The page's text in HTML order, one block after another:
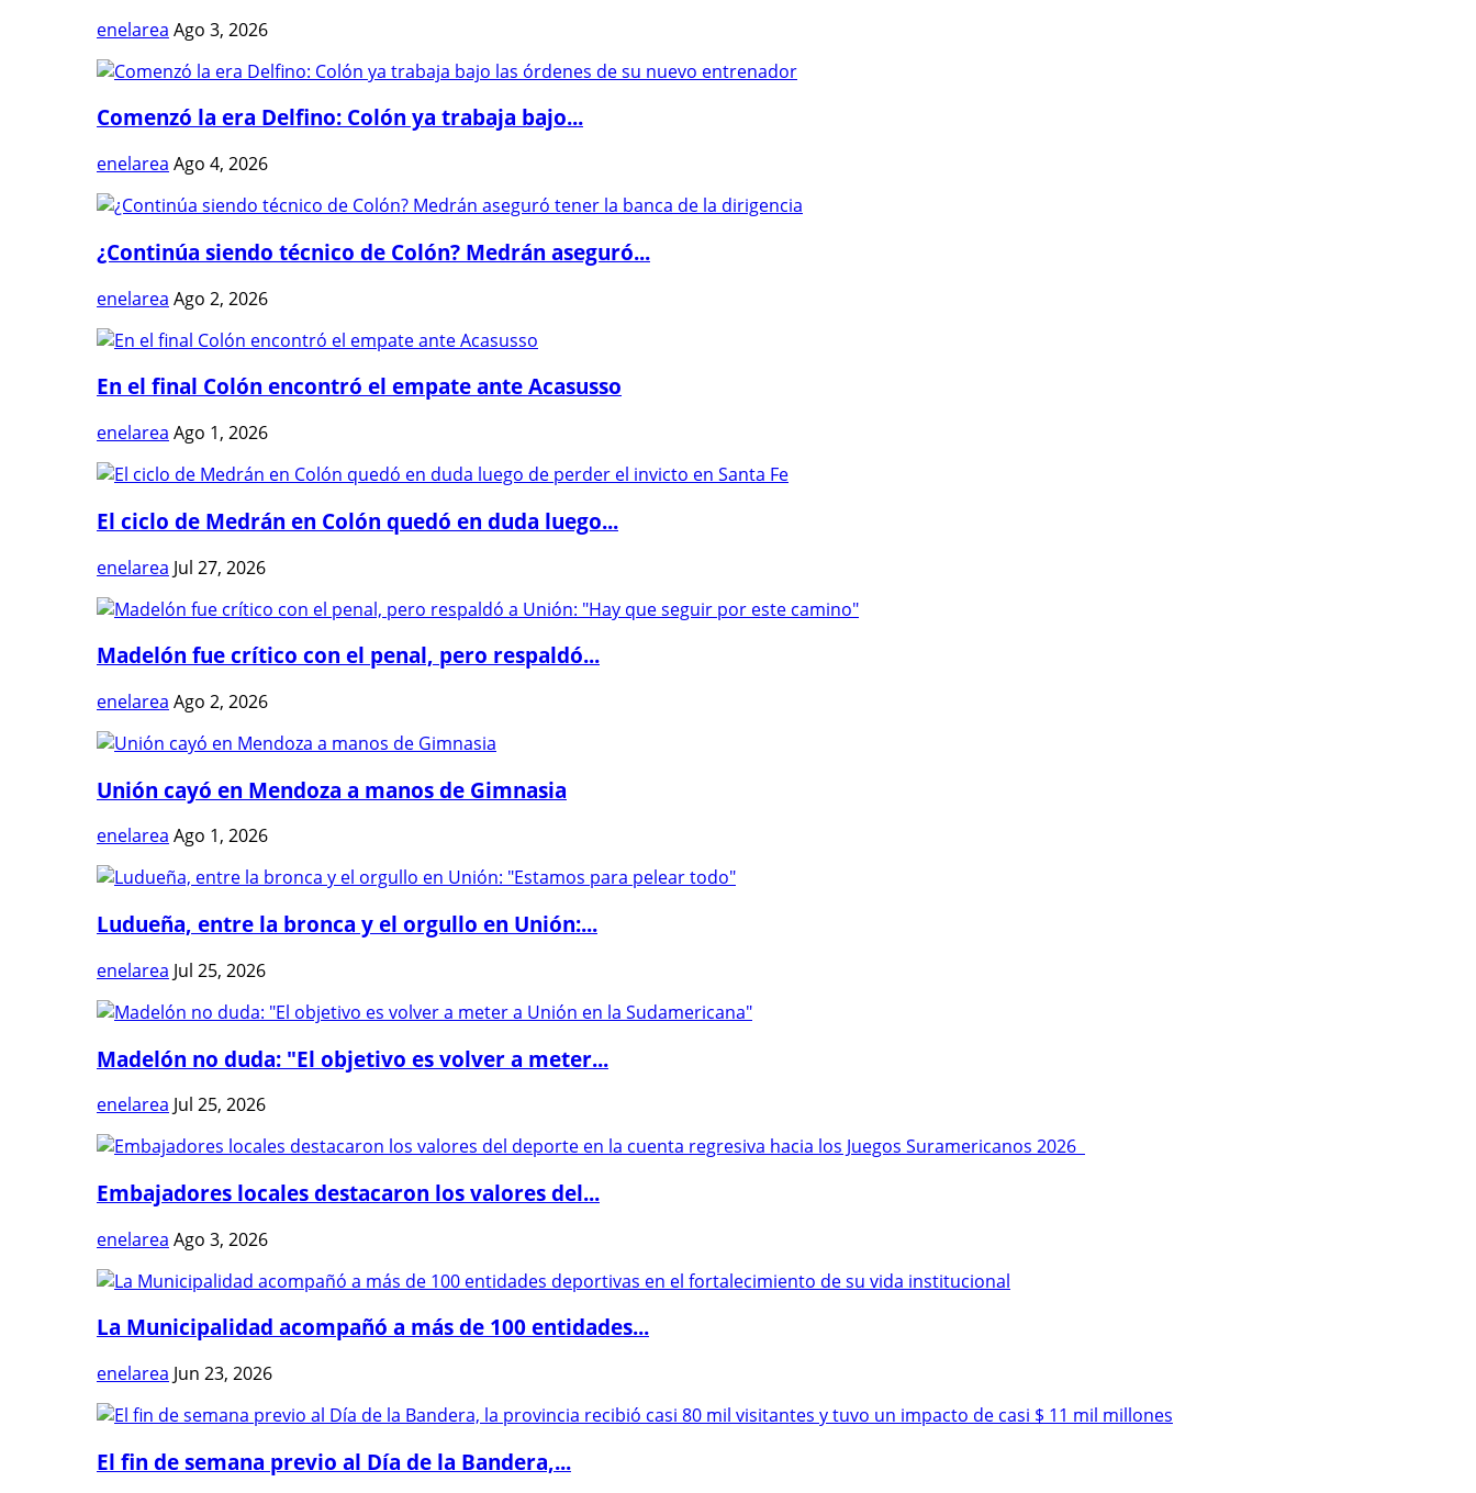
enelarea Ago 3, 2026
Comenzó la era Delfino: Colón ya trabaja bajo...
enelarea Ago 4, 2026
¿Continúa siendo técnico de Colón? Medrán aseguró...
enelarea Ago 2, 2026
En el final Colón encontró el empate ante Acasusso
enelarea Ago 1, 2026
El ciclo de Medrán en Colón quedó en duda luego...
enelarea Jul 27, 2026
Madelón fue crítico con el penal, pero respaldó...
enelarea Ago 2, 2026
Unión cayó en Mendoza a manos de Gimnasia
enelarea Ago 1, 2026
Ludueña, entre la bronca y el orgullo en Unión:...
enelarea Jul 25, 2026
Madelón no duda: "El objetivo es volver a meter...
enelarea Jul 25, 2026
Embajadores locales destacaron los valores del...
enelarea Ago 3, 2026
La Municipalidad acompañó a más de 100 entidades...
enelarea Jun 23, 2026
El fin de semana previo al Día de la Bandera,...